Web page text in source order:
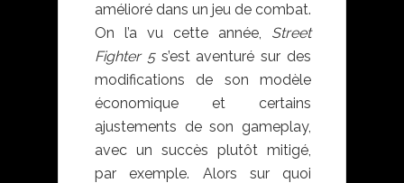
amélioré dans un jeu de combat.
On l’a vu cette année, Street
Fighter 5s’est aventuré sur des
modifications de son modèle
économique et certains
ajustements de son gameplay,
avec un succès plutôt mitigé,
par exemple. Alors sur quoi